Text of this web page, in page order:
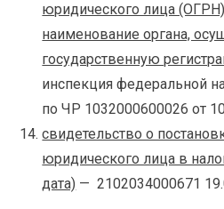
юридического лица
наименование органа,
государственную
инспекция федеральной
по ЧР 1032000600026 от
свидетельство о
юридического лица в
дата) — 2102034000671